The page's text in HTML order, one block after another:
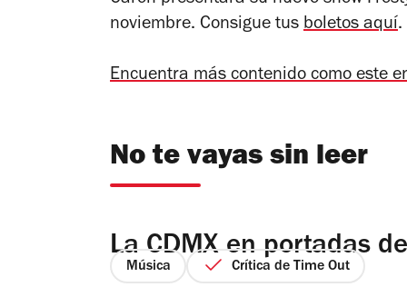
noviembre. Consigue tus boletos aquí.
Encuentra más contenido como este
No te vayas sin leer
La CDMX en portadas
Música Crítica de Time Out